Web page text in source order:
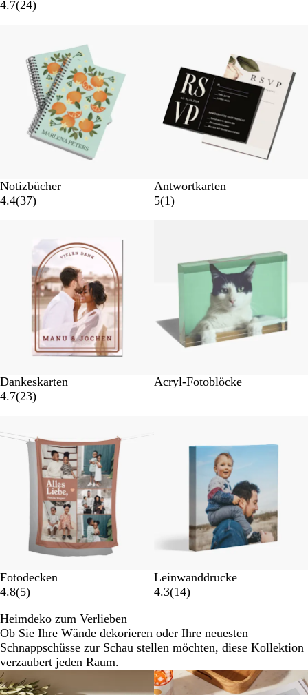
4.7(24)
Notizbücher
4.4(37)
Antwortkarten
5(1)
Dankeskarten
4.7(23)
Acryl-Fotoblöcke
Fotodecken
4.8(5)
Leinwanddrucke
4.3(14)
Heimdeko zum Verlieben
Ob Sie Ihre Wände dekorieren oder Ihre neuesten
Schnappschüsse zur Schau stellen möchten, diese Kollektion
verzaubert jeden Raum.